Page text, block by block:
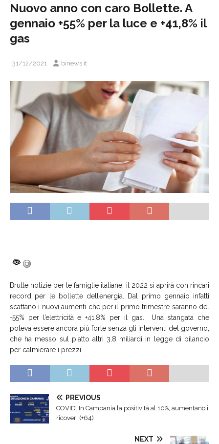
Nuovo anno con caro Bollette. A
gennaio +55% per la luce e +41,8% il
gas
31/12/2021 binews.it
Brutte notizie per le famiglie italiane, il 2022 si aprirà con rincari
record per le bollette dell’energia. Dal primo gennaio infatti
scattano i nuovi aumenti che per il primo trimestre saranno del
+55% per l’elettricità e +41,8% per il gas. Una stangata che
poteva essere ancora più forte senza gli interventi del governo,
che ha messo sul piatto altri 3,8 miliardi in legge di bilancio
per calmierare i prezzi.
PREVIOUS
COVID. In Campania la positività al 10%, aumentano i
ricoveri (+64)
NEXT